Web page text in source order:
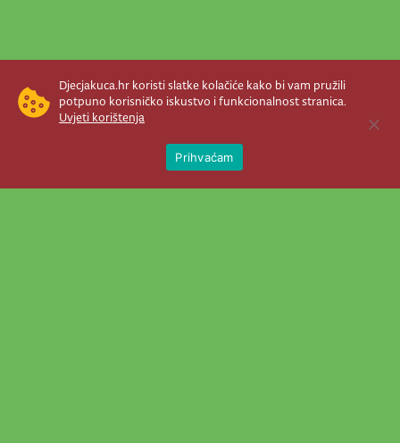
Djecjakuca.hr koristi slatke kolačiće kako bi vam pružili
potpuno korisničko iskustvo i funkcionalnost stranica.
Uvjeti korištenja
Prihvaćam